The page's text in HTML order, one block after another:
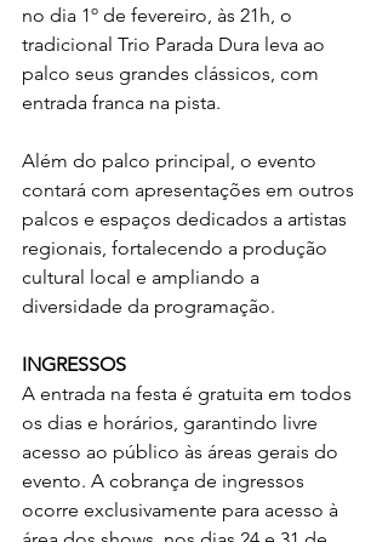
no dia 1º de fevereiro, às 21h, o
tradicional Trio Parada Dura leva ao
palco seus grandes clássicos, com
entrada franca na pista.
Além do palco principal, o evento
contará com apresentações em outros
palcos e espaços dedicados a artistas
regionais, fortalecendo a produção
cultural local e ampliando a
diversidade da programação.
INGRESSOS
A entrada na festa é gratuita em todos
os dias e horários, garantindo livre
acesso ao público às áreas gerais do
evento. A cobrança de ingressos
ocorre exclusivamente para acesso à